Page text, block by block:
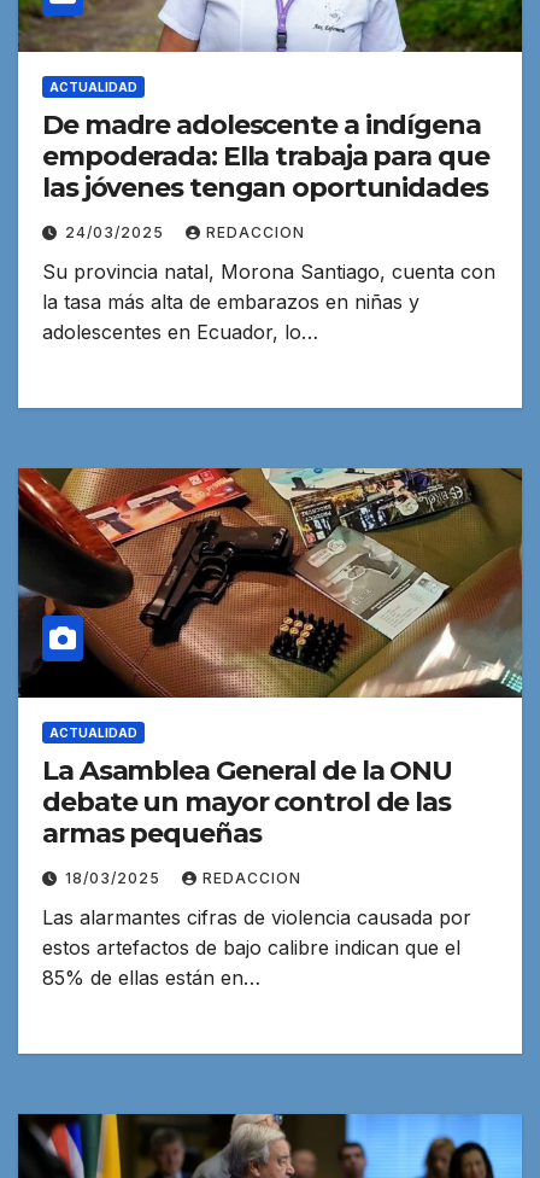
ACTUALIDAD
De madre adolescente a indígena
empoderada: Ella trabaja para que
las jóvenes tengan oportunidades
24/03/2025 REDACCION
Su provincia natal, Morona Santiago, cuenta con
la tasa más alta de embarazos en niñas y
adolescentes en Ecuador, lo…
ACTUALIDAD
La Asamblea General de la ONU
debate un mayor control de las
armas pequeñas
18/03/2025 REDACCION
Las alarmantes cifras de violencia causada por
estos artefactos de bajo calibre indican que el
85% de ellas están en…